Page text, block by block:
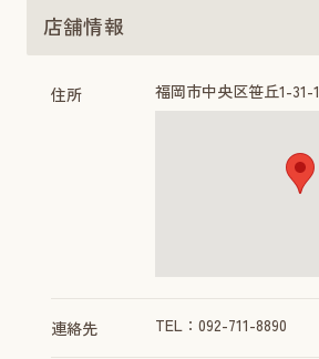
店舗情報
住所 福岡市中央区笹丘1-31-1
連絡先 TEL：092-711-8890